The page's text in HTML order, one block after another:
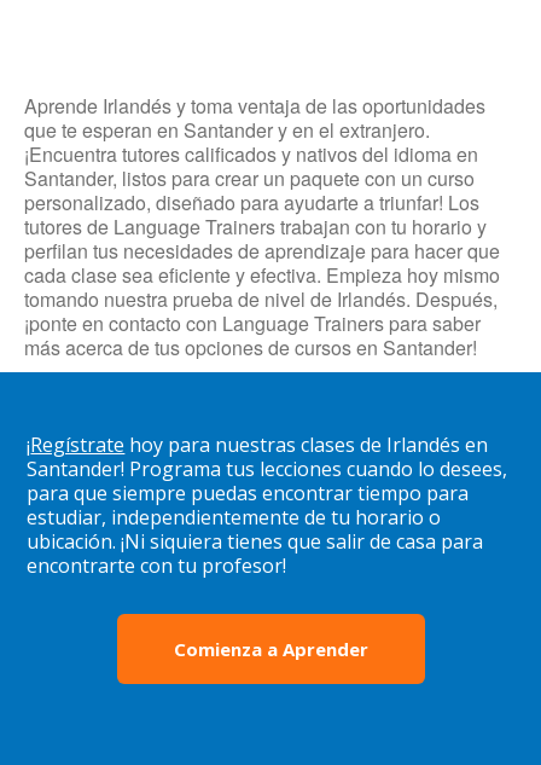
Aprende Irlandés y toma ventaja de las oportunidades
que te esperan en Santander y en el extranjero.
¡Encuentra tutores calificados y nativos del idioma en
Santander, listos para crear un paquete con un curso
personalizado, diseñado para ayudarte a triunfar! Los
tutores de Language Trainers trabajan con tu horario y
perfilan tus necesidades de aprendizaje para hacer que
cada clase sea eficiente y efectiva. Empieza hoy mismo
tomando nuestra prueba de nivel de Irlandés. Después,
¡ponte en contacto con Language Trainers para saber
más acerca de tus opciones de cursos en Santander!
¡Regístrate hoy para nuestras clases de Irlandés en
Santander! Programa tus lecciones cuando lo desees,
para que siempre puedas encontrar tiempo para
estudiar, independientemente de tu horario o
ubicación. ¡Ni siquiera tienes que salir de casa para
encontrarte con tu profesor!
Comienza a Aprender